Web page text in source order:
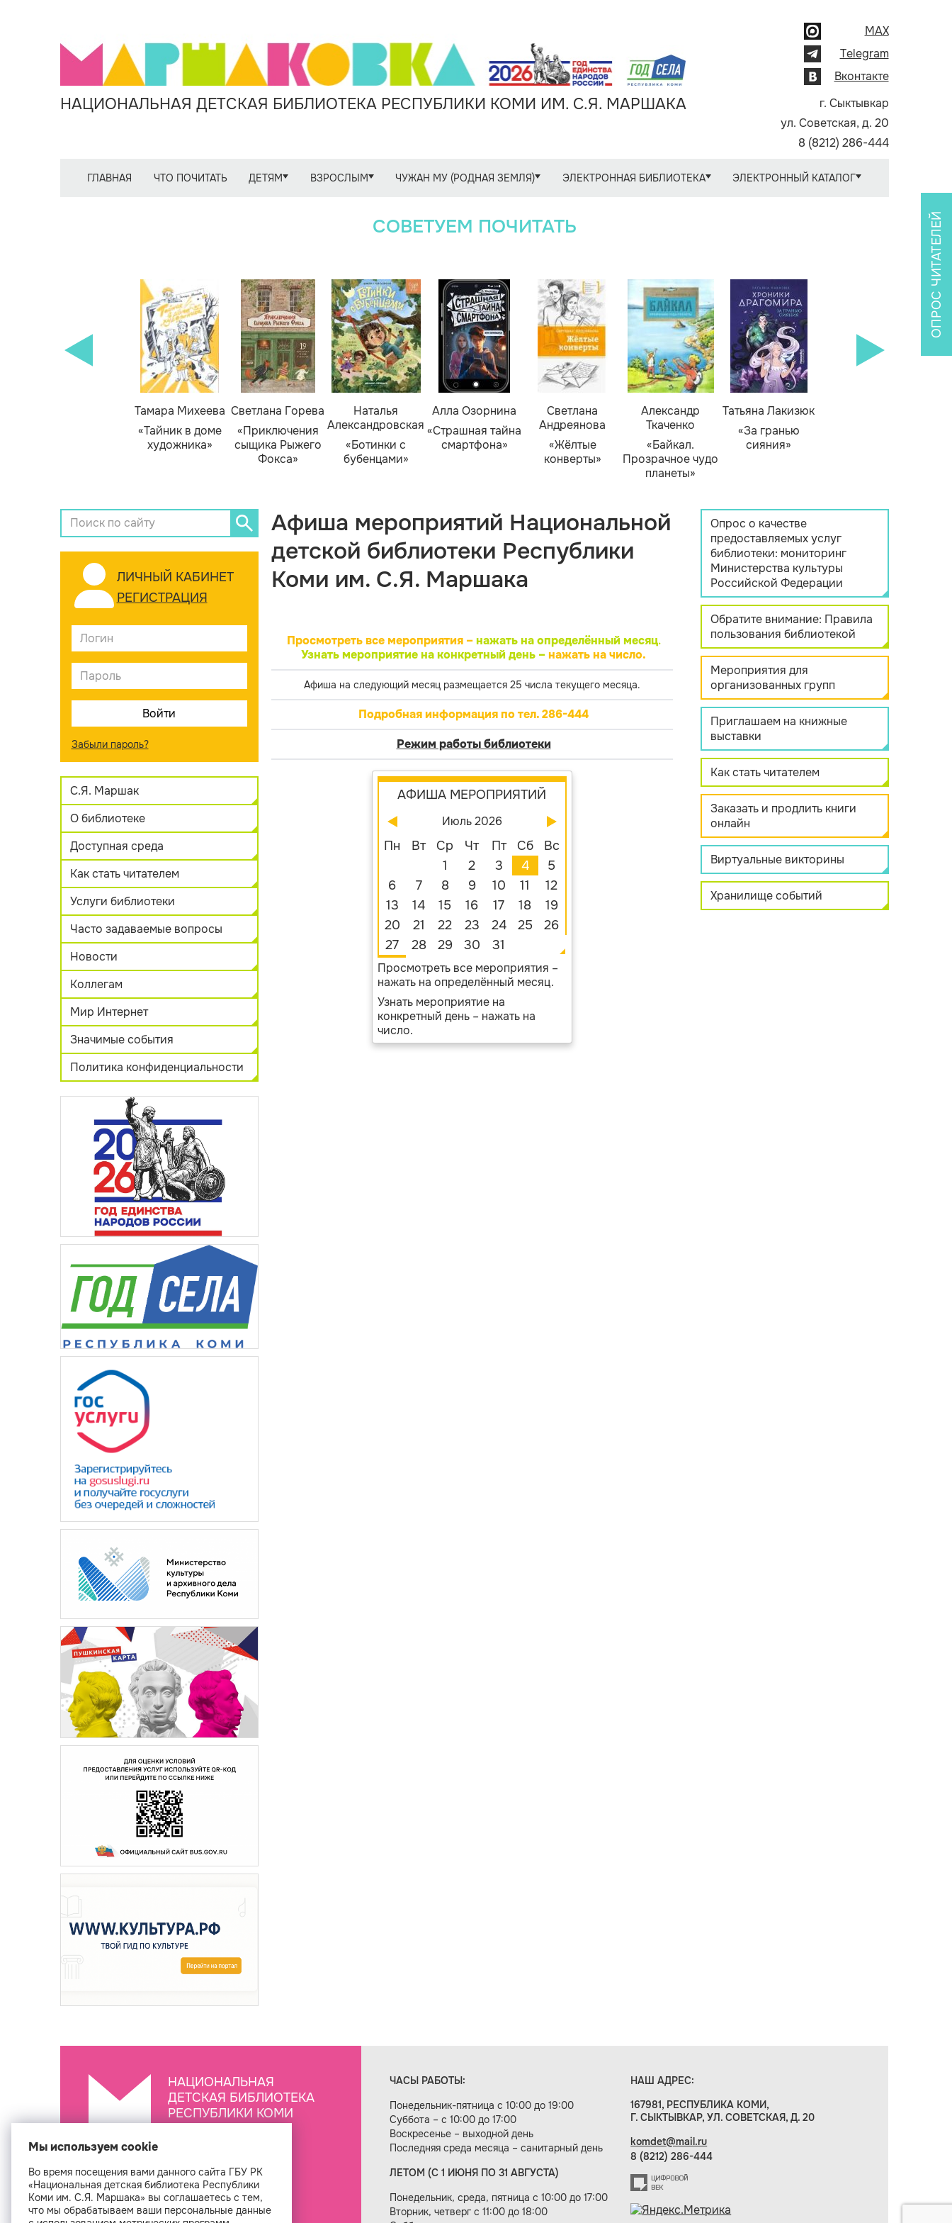
НАЦИОНАЛЬНАЯ ДЕТСКАЯ БИБЛИОТЕКА РЕСПУБЛИКИ КОМИ ИМ. С.Я. МАРШАКА
MAX
Telegram
Вконтакте
г. Сыктывкар
ул. Советская, д. 20
8 (8212) 286-444
ГЛАВНАЯ ЧТО ПОЧИТАТЬ ДЕТЯМ ВЗРОСЛЫМ ЧУЖАН МУ (РОДНАЯ ЗЕМЛЯ) ЭЛЕКТРОННАЯ БИБЛИОТЕКА ЭЛЕКТРОННЫЙ КАТАЛОГ
СОВЕТУЕМ ПОЧИТАТЬ
Тамара Михеева
«Тайник в доме
художника»
Светлана Горева
«Приключения
сыщика Рыжего
Фокса»
Наталья
Александровская
«Ботинки с
бубенцами»
Алла Озорнина
«Страшная тайна
смартфона»
Светлана
Андреянова
«Жёлтые
конверты»
Александр
Ткаченко
«Байкал.
Прозрачное чудо
планеты»
Татьяна Лакизюк
«За гранью
сияния»
ЛИЧНЫЙ КАБИНЕТ
РЕГИСТРАЦИЯ
Забыли пароль?
С.Я. Маршак
О библиотеке
Доступная среда
Как стать читателем
Услуги библиотеки
Часто задаваемые вопросы
Новости
Коллегам
Мир Интернет
Значимые события
Политика конфиденциальности
Афиша мероприятий Национальной
детской библиотеки Республики
Коми им. С.Я. Маршака
Просмотреть все мероприятия – нажать на определённый месяц.
Узнать мероприятие на конкретный день –нажать на число.
Афиша на следующий месяц размещается 25 числа текущего месяца.
Подробная информация по тел. 286-444
Режим работы библиотеки
АФИША МЕРОПРИЯТИЙ
Июль 2026
Пн Вт Ср Чт Пт Сб
Вс
1
2 3 4
5
6
7 8 9 10 11
12
13
14 15 16 17 18
19
20
21 22 23 24 25
26
27
28 29 30 31
Просмотреть все мероприятия –
нажать на определённый месяц.
Узнать мероприятие на
конкретный день – нажать на
число.
ОПРОС ЧИТАТЕЛЕЙ
Опрос о качестве
предоставляемых услуг
библиотеки: мониторинг
Министерства культуры
Российской Федерации
Обратите внимание: Правила
пользования библиотекой
Мероприятия для
организованных групп
Приглашаем на книжные
выставки
Как стать читателем
Заказать и продлить книги
онлайн
Виртуальные викторины
Хранилище событий
НАЦИОНАЛЬНАЯ
ДЕТСКАЯ БИБЛИОТЕКА
РЕСПУБЛИКИ КОМИ
ЧАСЫ РАБОТЫ:
Понедельник-пятница с 10:00 до 19:00
Суббота – с 10:00 до 17:00
Воскресенье – выходной день
Последняя среда месяца – санитарный день
ЛЕТОМ (С 1 ИЮНЯ ПО 31 АВГУСТА)
Понедельник, среда, пятница с 10:00 до 17:00
Вторник, четверг с 11:00 до 18:00
НАШ АДРЕС:
167981, РЕСПУБЛИКА КОМИ,
Г. СЫКТЫВКАР, УЛ. СОВЕТСКАЯ, Д. 20
komdet@mail.ru
8 (8212) 286-444
Создание сайта — веб-студия «Цифровой век»
Мы используем cookie
Во время посещения вами данного сайта ГБУ РК
«Национальная детская библиотека Республики
Коми им. С.Я. Маршака» вы соглашаетесь с тем,
что мы обрабатываем ваши персональные данные